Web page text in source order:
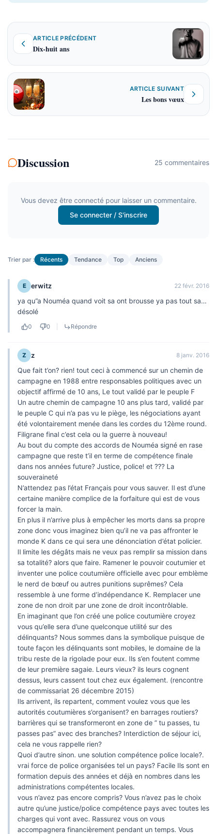
ARTICLE PRÉCÉDENT
Dix-huit ans
ARTICLE SUIVANT
Les bons vœux
Discussion 25 commentaires
Vous devez être connecté pour laisser un commentaire.
Se connecter / S'inscrire
Trier par : Récents Tendance Top Anciens
E erwitz 22 févr. 2016
ya qu”a Nouméa quand voit sa ont brousse ya pas tout sa…
désolé
0 0 Répondre
Z z 8 janv. 2016
Que fait t’on? rien! tout ceci à commencé sur un chemin de
campagne en 1988 entre responsables politiques avec un
objectif affirmé de 10 ans, Le tout validé par le peuple F
Un autre chemin de campagne 10 ans plus tard, validé par
le peuple C qui n’a pas vu le piège, les négociations ayant
été volontairement menée dans les cordes du 12ème round.
Filigrane final c’est cela ou la guerre à nouveau!
Au bout du compte des accords de Nouméa signé en rase
campagne que reste t’il en terme de compétence finale
dans nos années future? Justice, police! et ??? La
souveraineté
N’attendez pas l’état Français pour vous sauver. Il est d’une
certaine manière complice de la forfaiture qui est de vous
forcer la main.
En plus il n’arrive plus à empêcher les morts dans sa propre
zone donc vous imaginez bien qu’il ne va pas affronter le
monde K dans ce qui sera une dénonciation d’état policier.
Il limite les dégâts mais ne veux pas remplir sa mission dans
sa totalité? alors que faire. Ramener le pouvoir coutumier et
inventer une police coutumière officielle avec pour emblème
le nerd de bœuf ou autres punitions suprêmes? Cela
ressemble à une forme d’indépendance K. Remplacer une
zone de non droit par une zone de droit incontrôlable.
En imaginant que l’on créé une police coutumière croyez
vous qu’elle sera d’une quelconque utilité sur des
délinquants? Nous sommes dans la symbolique puisque de
toute façon les délinquants sont mobiles, le domaine de la
tribu reste de la rigolade pour eux. Ils s’en foutent comme
de leur première sagaie. Leurs vieux? ils leurs cognent
dessus, leurs cassent tout chez eux également. (rencontre
de commissariat 26 décembre 2015)
Ils arrivent, ils repartent, comment voulez vous que les
autorités coutumières s’organisent? en barrages routiers?
barrières qui se transformeront en zone de ” tu passes, tu
passes pas” avec des branches? Interdiction de séjour ici,
cela ne vous rappelle rien?
Quoi d’autre sinon. une solution compétence police locale?.
vrai force de police organisées tel un pays? Facile Ils sont en
formation depuis des années et déjà en nombres dans les
administrations compétentes locales.
vous n’avez pas encore compris? Vous n’avez pas le choix
autre qu’une justice/police compétence pays avec toutes les
charges qui vont avec. Rassurez vous on vous
accompagnera financièrement pendant un temps. Vous